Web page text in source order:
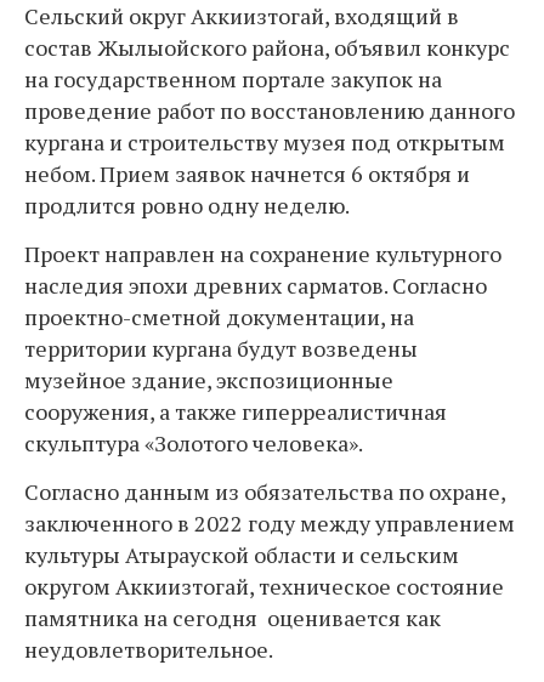
Сельский округ Аккиизтогай, входящий в
состав Жылыойского района, объявил конкурс
на государственном портале закупок на
проведение работ по восстановлению данного
кургана и строительству музея под открытым
небом. Прием заявок начнется 6 октября и
продлится ровно одну неделю.
Проект направлен на сохранение культурного
наследия эпохи древних сарматов. Согласно
проектно-сметной документации, на
территории кургана будут возведены
музейное здание, экспозиционные
сооружения, а также гиперреалистичная
скульптура «Золотого человека».
Согласно данным из обязательства по охране,
заключенного в 2022 году между управлением
культуры Атырауской области и сельским
округом Аккиизтогай, техническое состояние
памятника на сегодня оценивается как
неудовлетворительное.